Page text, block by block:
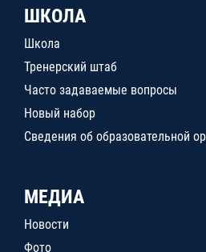
ШКОЛА
Школа
Тренерский штаб
Часто задаваемые вопросы
Новый набор
Сведения об образовательной
МЕДИА
Новости
Фото